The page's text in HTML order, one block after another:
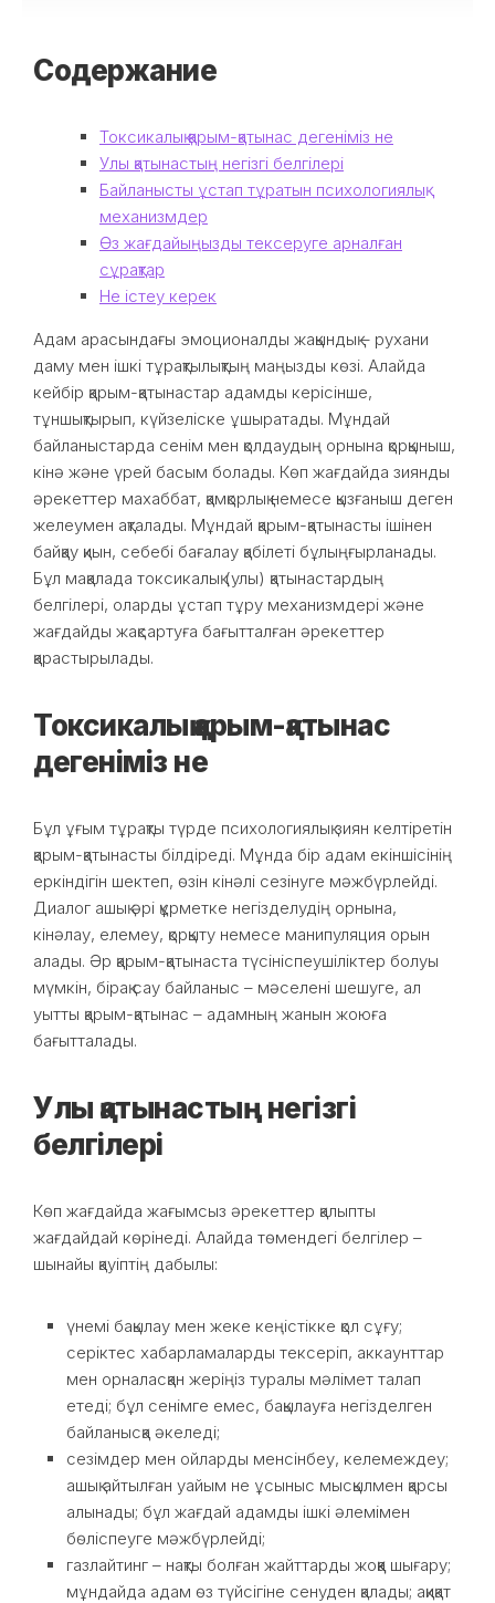
Содержание
Токсикалық қарым-қатынас дегеніміз не
Улы қатынастың негізгі белгілері
Байланысты ұстап тұратын психологиялық
механизмдер
Өз жағдайыңызды тексеруге арналған
сұрақтар
Не істеу керек
Адам арасындағы эмоционалды жақындық – рухани
даму мен ішкі тұрақтылықтың маңызды көзі. Алайда
кейбір қарым-қатынастар адамды керісінше,
тұншықтырып, күйзеліске ұшыратады. Мұндай
байланыстарда сенім мен қолдаудың орнына қорқыныш,
кінә және үрей басым болады. Көп жағдайда зиянды
әрекеттер махаббат, қамқорлық немесе қызғаныш деген
желеумен ақталады. Мұндай қарым-қатынасты ішінен
байқау қиын, себебі бағалау қабілеті бұлыңғырланады.
Бұл мақалада токсикалық (улы) қатынастардың
белгілері, оларды ұстап тұру механизмдері және
жағдайды жақсартуға бағытталған әрекеттер
қарастырылады.
Токсикалық қарым-қатынас
дегеніміз не
Бұл ұғым тұрақты түрде психологиялық зиян келтіретін
қарым-қатынасты білдіреді. Мұнда бір адам екіншісінің
еркіндігін шектеп, өзін кінәлі сезінуге мәжбүрлейді.
Диалог ашық әрі құрметке негізделудің орнына,
кінәлау, елемеу, қорқыту немесе манипуляция орын
алады. Әр қарым-қатынаста түсініспеушіліктер болуы
мүмкін, бірақ сау байланыс – мәселені шешуге, ал
уытты қарым-қатынас – адамның жанын жоюға
бағытталады.
Улы қатынастың негізгі
белгілері
Көп жағдайда жағымсыз әрекеттер қалыпты
жағдайдай көрінеді. Алайда төмендегі белгілер –
шынайы қауіптің дабылы:
үнемі бақылау мен жеке кеңістікке қол сұғу;
серіктес хабарламаларды тексеріп, аккаунттар
мен орналасқан жеріңіз туралы мәлімет талап
етеді; бұл сенімге емес, бақылауға негізделген
байланысқа әкеледі;
сезімдер мен ойларды менсінбеу, келемеждеу;
ашық айтылған уайым не ұсыныс мысқылмен қарсы
алынады; бұл жағдай адамды ішкі әлемімен
бөліспеуге мәжбүрлейді;
газлайтинг – нақты болған жайттарды жоққа шығару;
мұндайда адам өз түйсігіне сенуден қалады; ақиқат